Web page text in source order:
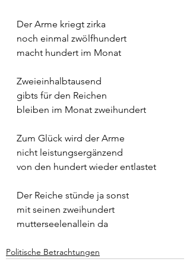
Der Arme kriegt zirka
noch einmal zwölfhundert
macht hundert im Monat
Zweieinhalbtausend
gibts für den Reichen
bleiben im Monat zweihundert
Zum Glück wird der Arme
nicht leistungsergänzend
von den hundert wieder entlastet
Der Reiche stünde ja sonst
mit seinen zweihundert
mutterseelenallein da
Politische Betrachtungen